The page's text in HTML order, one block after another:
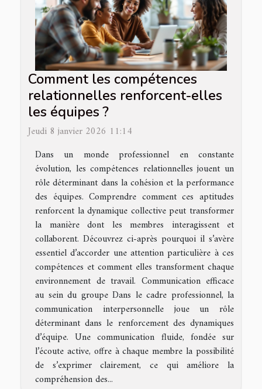
Comment les compétences
relationnelles renforcent-elles
les équipes ?
Jeudi 8 janvier 2026 11:14
Dans un monde professionnel en constante
évolution, les compétences relationnelles jouent un
rôle déterminant dans la cohésion et la performance
des équipes. Comprendre comment ces aptitudes
renforcent la dynamique collective peut transformer
la manière dont les membres interagissent et
collaborent. Découvrez ci-après pourquoi il s’avère
essentiel d’accorder une attention particulière à ces
compétences et comment elles transforment chaque
environnement de travail. Communication efficace
au sein du groupe Dans le cadre professionnel, la
communication interpersonnelle joue un rôle
déterminant dans le renforcement des dynamiques
d’équipe. Une communication fluide, fondée sur
l’écoute active, offre à chaque membre la possibilité
de s’exprimer clairement, ce qui améliore la
compréhension des...